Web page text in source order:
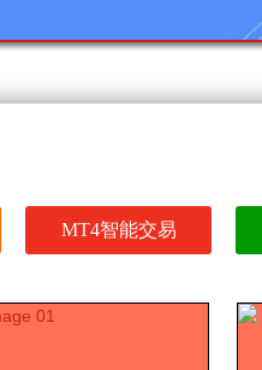
MT4智能交易